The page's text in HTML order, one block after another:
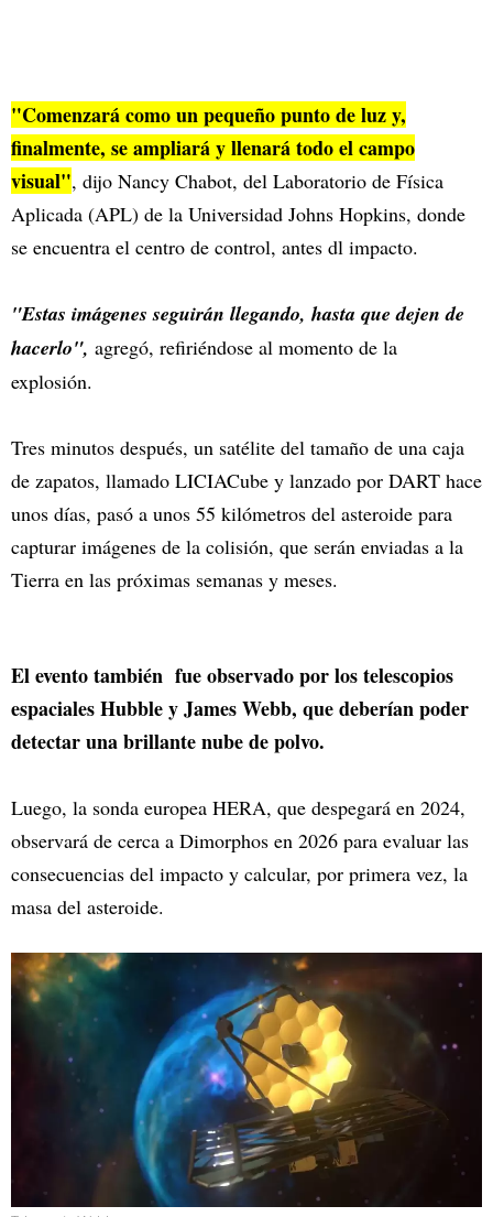
"Comenzará como un pequeño punto de luz y,
finalmente, se ampliará y llenará todo el campo
visual", dijo Nancy Chabot, del Laboratorio de Física
Aplicada (APL) de la Universidad Johns Hopkins, donde
se encuentra el centro de control, antes dl impacto.
"Estas imágenes seguirán llegando, hasta que dejen de
hacerlo", agregó, refiriéndose al momento de la
explosión.
Tres minutos después, un satélite del tamaño de una caja
de zapatos, llamado LICIACube y lanzado por DART hace
unos días, pasó a unos 55 kilómetros del asteroide para
capturar imágenes de la colisión, que serán enviadas a la
Tierra en las próximas semanas y meses.
El evento también fue observado por los telescopios
espaciales Hubble y James Webb, que deberían poder
detectar una brillante nube de polvo.
Luego, la sonda europea HERA, que despegará en 2024,
observará de cerca a Dimorphos en 2026 para evaluar las
consecuencias del impacto y calcular, por primera vez, la
masa del asteroide.